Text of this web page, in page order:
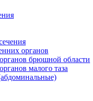
органов
брюшной области
малого таза